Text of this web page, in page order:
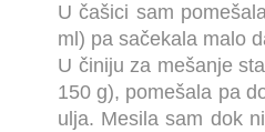
U čašici sam
ml) pa sačekala malo
U činiju za mešanje
150 g), pomešala pa
ulja. Mesila sam dok